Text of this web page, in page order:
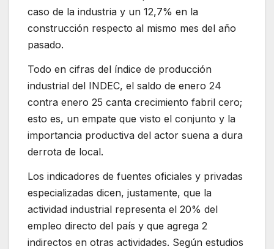
caso de la industria y un 12,7% en la
construcción respecto al mismo mes del año
pasado.
Todo en cifras del índice de producción
industrial del INDEC, el saldo de enero 24
contra enero 25 canta crecimiento fabril cero;
esto es, un empate que visto el conjunto y la
importancia productiva del actor suena a dura
derrota de local.
Los indicadores de fuentes oficiales y privadas
especializadas dicen, justamente, que la
actividad industrial representa el 20% del
empleo directo del país y que agrega 2
indirectos en otras actividades. Según estudios